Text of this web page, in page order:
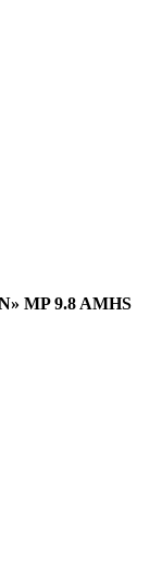
MP 9.8 AMHS